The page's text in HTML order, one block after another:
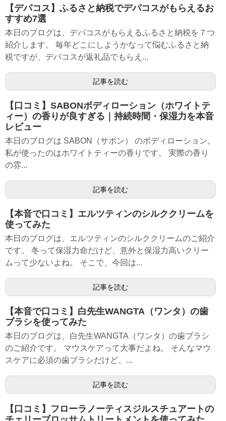
【デパコス】ふるさと納税でデパコスがもらえるお
すすめ7選
本日のブログは、デパコスがもらえるふるさと納税を７つ
紹介します。 毎年どこにしようかなって悩むふるさと納
税ですが、デパコスが返礼品でもらえ...
記事を読む
【口コミ】SABONボディローション（ホワイトテ
ィー）の香りが良すぎる｜持続時間・保湿力を本音
レビュー
本日のブログは SABON（サボン） のボディローション。
私が使ったのはホワイトティーの香りです。 実際の香り
の雰...
記事を読む
【本音で口コミ】エルツティンのシルククリームを
使ってみた
本日のブログは、エルツティンのシルククリームのご紹介
です。 冬って保湿力命だけど、意外と保湿力高いクリー
ムって少ないよね。 そこで、今回は...
記事を読む
【本音で口コミ】白先生WANGTA（ワンタ）の歯
ブラシを使ってみた
本日のブログは、白先生WANGTA（ワンタ）の歯ブラシ
のご紹介です。 マウスケアって大事だよね。 そんなマウ
スケアに必須の歯ブラシだけど、...
記事を読む
【口コミ】フローラノーティスジルスチュアートの